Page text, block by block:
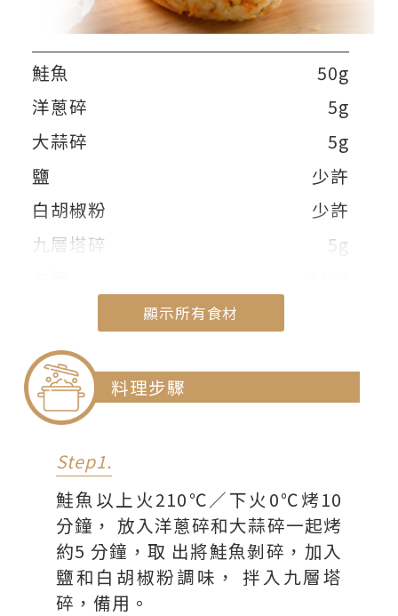
鮭魚
50g
洋蔥碎
5g
大蒜碎
5g
鹽
少許
白胡椒粉
少許
九層塔碎
5g
醬油
顯示所有食材
料理步驟
Step1.
鮭魚以上火210℃／下火0℃烤10
分鐘， 放入洋蔥碎和大蒜碎一起烤
約5 分鐘，取 出將鮭魚剝碎，加入
鹽和白胡椒粉調味， 拌入九層塔
碎，備用。